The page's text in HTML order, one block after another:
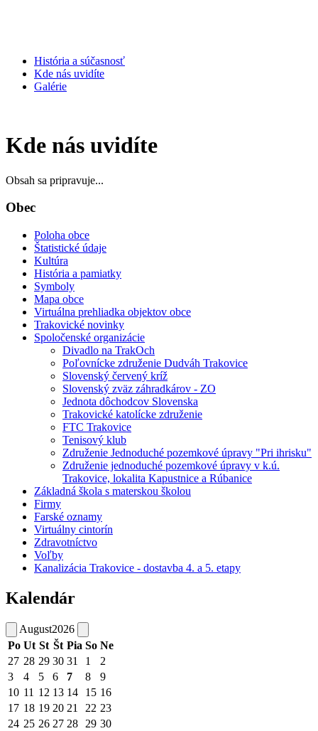
História a súčasnosť
Kde nás uvidíte
Galérie
Kde nás uvidíte
Obsah sa pripravuje...
Obec
Poloha obce
Štatistické údaje
Kultúra
História a pamiatky
Symboly
Mapa obce
Virtuálna prehliadka objektov obce
Trakovické novinky
Spoločenské organizácie
Divadlo na TrakOch
Poľovnícke združenie Dudváh Trakovice
Slovenský červený kríž
Slovenský zväz záhradkárov - ZO
Jednota dôchodcov Slovenska
Trakovické katolícke združenie
FTC Trakovice
Tenisový klub
Združenie Jednoduché pozemkové úpravy "Pri ihrisku"
Združenie jednoduché pozemkové úpravy v k.ú.
Trakovice, lokalita Kapustnice a Rúbanice
Základná škola s materskou školou
Firmy
Farské oznamy
Virtuálny cintorín
Zdravotníctvo
Voľby
Kanalizácia Trakovice - dostavba 4. a 5. etapy
Kalendár
August2026
Po Ut St Št Pia So Ne
27 28 29 30 31 1
2
3
4 5 6 7 8
9
10 11 12 13 14 15 16
17 18 19 20 21 22 23
24 25 26 27 28 29 30